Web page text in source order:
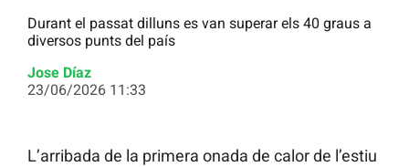
Durant el passat dilluns es van superar els 40 graus a
diversos punts del país
Jose Díaz
23/06/2026 11:33
L’arribada de la primera onada de calor de l’estiu